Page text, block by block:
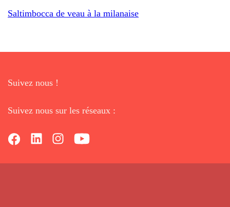
Saltimbocca de veau à la milanaise
Suivez nous !
Suivez nous sur les réseaux :